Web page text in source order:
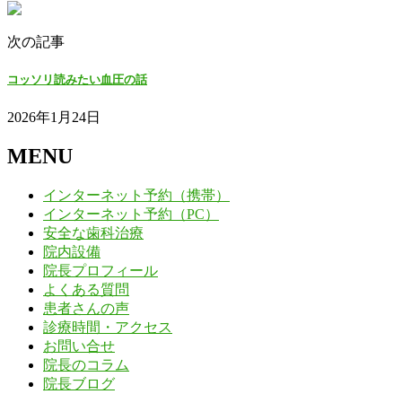
次の記事
コッソリ読みたい血圧の話
2026年1月24日
MENU
インターネット予約（携帯）
インターネット予約（PC）
安全な歯科治療
院内設備
院長プロフィール
よくある質問
患者さんの声
診療時間・アクセス
お問い合せ
院長のコラム
院長ブログ